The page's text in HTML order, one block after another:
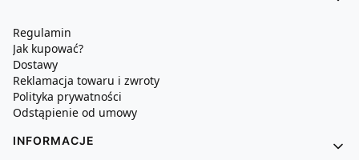
Regulamin
Jak kupować?
Dostawy
Reklamacja towaru i zwroty
Polityka prywatności
Odstąpienie od umowy
INFORMACJE